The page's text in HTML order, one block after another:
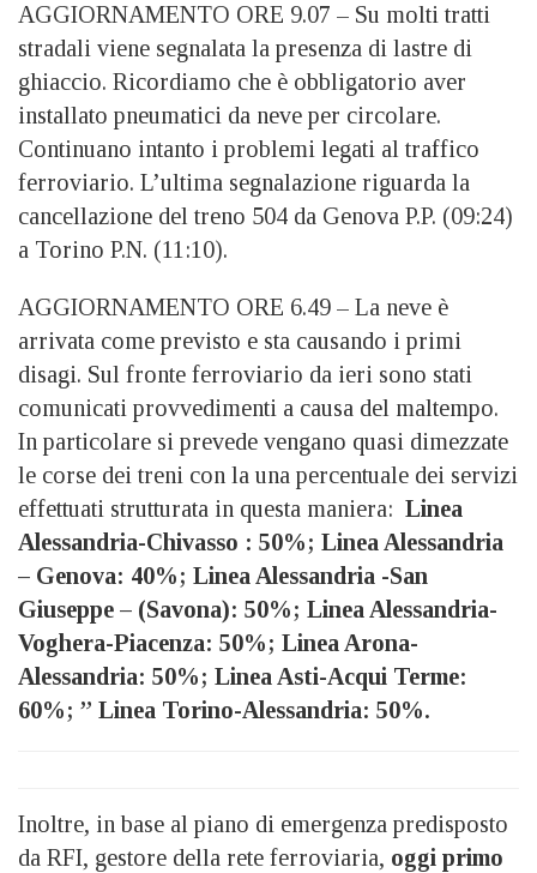
AGGIORNAMENTO ORE 9.07 – Su molti tratti
stradali viene segnalata la presenza di lastre di
ghiaccio. Ricordiamo che è obbligatorio aver
installato pneumatici da neve per circolare.
Continuano intanto i problemi legati al traffico
ferroviario. L’ultima segnalazione riguarda la
cancellazione del treno 504 da Genova P.P. (09:24)
a Torino P.N. (11:10).
AGGIORNAMENTO ORE 6.49 – La neve è
arrivata come previsto e sta causando i primi
disagi. Sul fronte ferroviario da ieri sono stati
comunicati provvedimenti a causa del maltempo.
In particolare si prevede vengano quasi dimezzate
le corse dei treni con la una percentuale dei servizi
effettuati strutturata in questa maniera: Linea
Alessandria-Chivasso : 50%; Linea Alessandria
– Genova: 40%; Linea Alessandria -San
Giuseppe – (Savona): 50%; Linea Alessandria-
Voghera-Piacenza: 50%; Linea Arona-
Alessandria: 50%; Linea Asti-Acqui Terme:
60%; ” Linea Torino-Alessandria: 50%.
Inoltre, in base al piano di emergenza predisposto
da RFI, gestore della rete ferroviaria, oggi primo